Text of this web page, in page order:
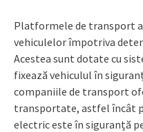
Platformele de transport
vehiculelor împotriva
Acestea sunt dotate cu
fixează vehiculul în
companiile de transport
transportate, astfel încât
electric este în siguranță